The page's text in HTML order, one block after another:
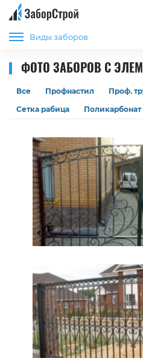
Виды заборов
ФОТО ЗАБОРОВ С
Все Профнастил Проф.
Сетка рабица
Поликарбонат